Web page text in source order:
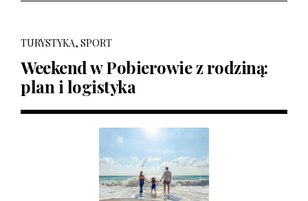
TURYSTYKA, SPORT
Weekend w Pobierowie z rodziną:
plan i logistyka